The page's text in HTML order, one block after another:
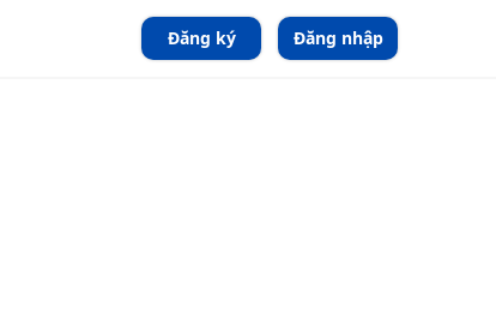
Đăng ký Đăng nhập